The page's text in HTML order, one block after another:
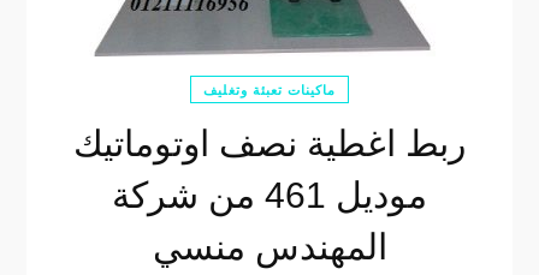
ماكينات تعبئة وتغليف
ربط اغطية نصف اوتوماتيك
موديل 461 من شركة
المهندس منسي